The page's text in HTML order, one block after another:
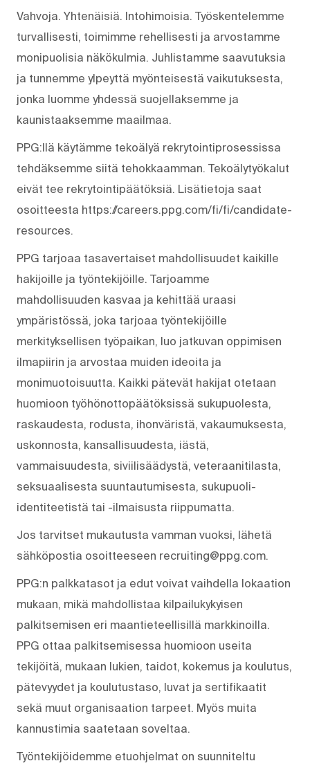
Vahvoja. Yhtenäisiä. Into­himoisia. Työskentelemme
turvallisesti, toimimme rehellisesti ja arvostamme
monipuolisia näkökulmia. Juhlistamme saavutuksia
ja tunnemme ylpeyttä myönteisestä vaikutuksesta,
jonka luomme yhdessä suojellaksemme ja
kaunistaaksemme maailmaa.
PPG:llä käytämme tekoälyä rekrytointiprosessissa
tehdäksemme siitä tehokkaamman. Tekoälytyökalut
eivät tee rekrytointipäätöksiä. Lisätietoja saat
osoitteesta https://careers.ppg.com/fi/fi/candidate-
resources.
PPG tarjoaa tasavertaiset mahdollisuudet kaikille
hakijoille ja työntekijöille. Tarjoamme
mahdollisuuden kasvaa ja kehittää uraasi
ympäristössä, joka tarjoaa työntekijöille
merkityksellisen työpaikan, luo jatkuvan oppimisen
ilmapiirin ja arvostaa muiden ideoita ja
monimuotoisuutta. Kaikki pätevät hakijat otetaan
huomioon työhönottopäätöksissä sukupuolesta,
raskaudesta, rodusta, ihonväristä, vakaumuksesta,
uskonnosta, kansallisuudesta, iästä,
vammaisuudesta, siviilisäädystä, veteraanitilasta,
seksuaalisesta suuntautumisesta, sukupuoli-
identiteetistä tai -ilmaisusta riippumatta.
Jos tarvitset mukautusta vamman vuoksi, lähetä
sähköpostia osoitteeseen recruiting@ppg.com.
PPG:n palkkatasot ja edut voivat vaihdella lokaation
mukaan, mikä mahdollistaa kilpailukykyisen
palkitsemisen eri maantieteellisillä markkinoilla.
PPG ottaa palkitsemisessa huomioon useita
tekijöitä, mukaan lukien, taidot, kokemus ja koulutus,
pätevyydet ja koulutustaso, luvat ja sertifikaatit
sekä muut organisaation tarpeet. Myös muita
kannustimia saatetaan soveltaa.
Työntekijöidemme etuohjelmat on suunniteltu